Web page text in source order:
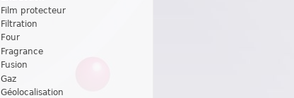
Film protecteur
Filtration
Four
Fragrance
Fusion
Gaz
Géolocalisation